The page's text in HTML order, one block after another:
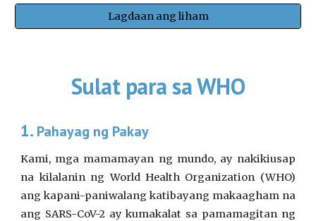
Lagdaan ang liham
Sulat para sa WHO
1. Pahayag ng Pakay
Kami, mga mamamayan ng mundo, ay nakikiusap
na kilalanin ng World Health Organization (WHO)
ang kapani-paniwalang katibayang makaagham na
ang SARS-CoV-2 ay kumakalat sa pamamagitan ng